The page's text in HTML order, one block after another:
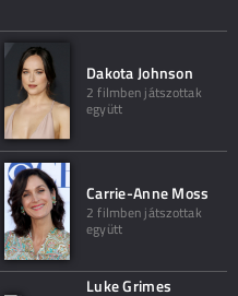
Dakota Johnson
2 filmben játszottak
együtt
Carrie-Anne Moss
2 filmben játszottak
együtt
Luke Grimes